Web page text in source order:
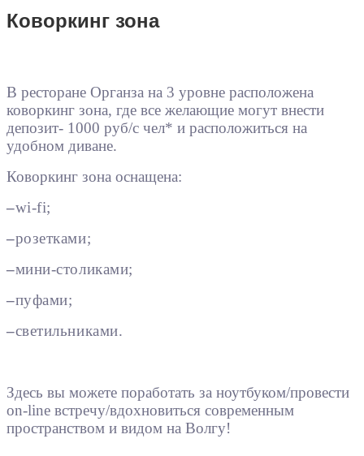
Коворкинг зона
В ресторане Органза на 3 уровне расположена
коворкинг зона, где все желающие могут внести
депозит- 1000 руб/с чел* и расположиться на
удобном диване.
Коворкинг зона оснащена:
–wi-fi;
–розетками;
–мини-столиками;
–пуфами;
–светильниками.
Здесь вы можете поработать за ноутбуком/провести
on-line встречу/вдохновиться современным
пространством и видом на Волгу!